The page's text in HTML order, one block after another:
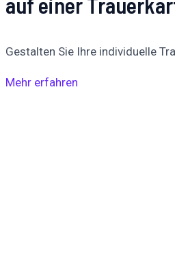
Gestalten Sie Ihre individuelle
Mehr erfahren